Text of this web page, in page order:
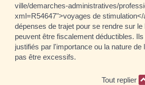
ville/demarches-administratives/
xml=R54647">voyages de
dépenses de trajet pour se rendre sur le
peuvent être fiscalement déductibles.
justifiés par l'importance ou la nature de
pas être excessifs.
Tout replier